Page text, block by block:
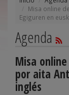
Misa online
Egiguren en
Agenda
Misa
por aita
inglés